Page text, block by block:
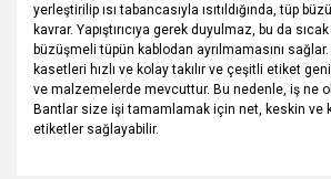
yerleştirilip ısı tabancasıyla ısıtıldığında, tüp
kavrar. Yapıştırıcıya gerek duyulmaz, bu da
büzüşmeli tüpün kablodan ayrılmamasını
kasetleri hızlı ve kolay takılır ve çeşitli etiket
ve malzemelerde mevcuttur. Bu nedenle, iş ne
Bantlar size işi tamamlamak için net, keskin ve
etiketler sağlayabilir.